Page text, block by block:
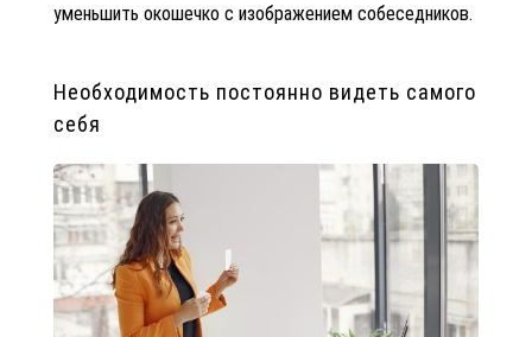
уменьшить окошечко с изображением собеседников.
Необходимость постоянно видеть самого
себя